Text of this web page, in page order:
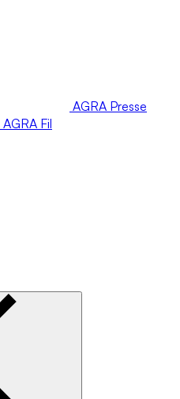
AGRA Presse
AGRA Fil